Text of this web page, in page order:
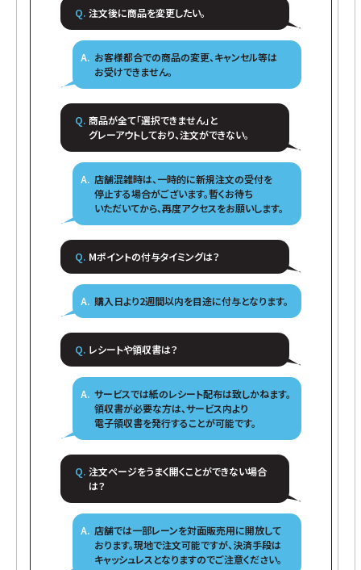
注文後に商品を変更したい。
お客様都合での商品の変更、キャンセル等は
お受けできません。
商品が全て「選択できません」と
グレーアウトしており、注文ができない。
店舗混雑時は、一時的に新規注文の受付を
停止する場合がございます。暫くお待ち
いただいてから、再度アクセスをお願いします。
Mポイントの付与タイミングは？
購入日より2週間以内を目途に付与となります。
レシートや領収書は？
サービスでは紙のレシート配布は致しかねます。
領収書が必要な方は、サービス内より
電子領収書を発行することが可能です。
注文ページをうまく開くことができない場合
は？
店舗では一部レーンを対面販売用に開放して
おります。現地で注文可能ですが、決済手段は
キャッシュレスとなりますのでご注意ください。